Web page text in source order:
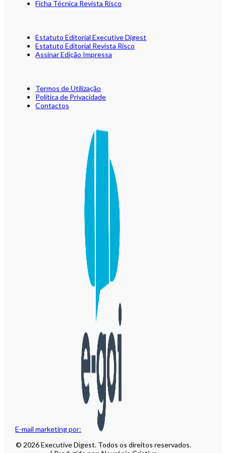
E-mail marketing por:
Ficha Técnica Revista Risco
Estatuto Editorial Executive Digest
Estatuto Editorial Revista Risco
Assinar Edição Impressa
Termos de Utilização
Política de Privacidade
Contactos
© 2026 Executive Digest. Todos os direitos reservados.